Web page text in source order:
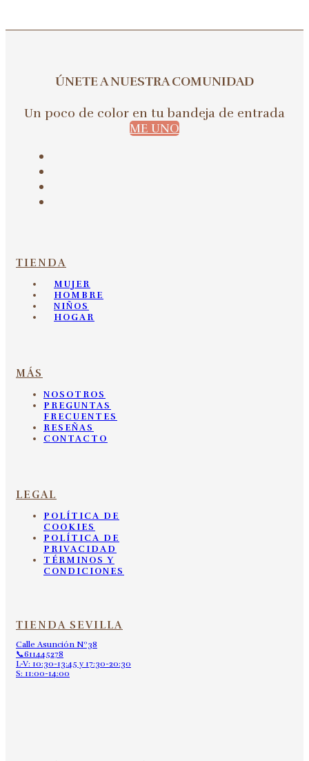
ÚNETE A NUESTRA COMUNIDAD
Un poco de color en tu bandeja de entrada
ME UNO
TIENDA
MUJER
HOMBRE
NIÑOS
HOGAR
MÁS
NOSOTROS
PREGUNTAS
FRECUENTES
RESEÑAS
CONTACTO
LEGAL
POLÍTICA DE
COOKIES
POLÍTICA DE
PRIVACIDAD
TÉRMINOS Y
CONDICIONES
TIENDA SEVILLA
Calle Asunción Nº38
📞611445278
L-V: 10:30-13:45 y 17:30-20:30
S: 11:00-14:00